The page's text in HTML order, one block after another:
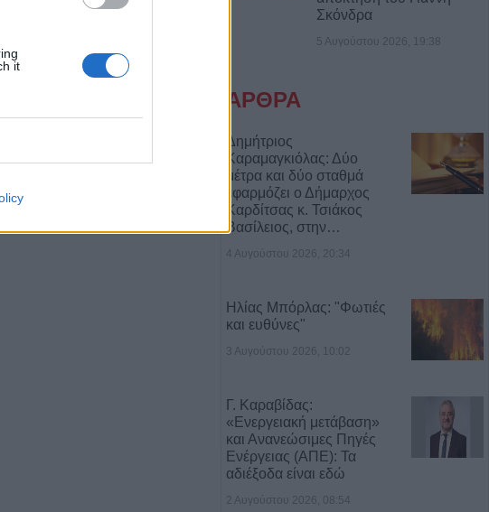
it
χώροι στο ν.
δυνατότητα επίσκεψης
2026, 21:11
Δύο νεκροί και 13
Σκόνδρα
5 Αυγούστου 2026, 19:38
ΑΡΘΡΑ
Δημήτριος
Καραμαγκιόλας: Δύο
μέτρα και δύο σταθμά
εφαρμόζει ο Δήμαρχος
Καρδίτσας κ. Τσιάκος
Βασίλειος, στην…
4 Αυγούστου 2026, 20:34
Ηλίας Μπόρλας: "Φωτιές
και ευθύνες"
3 Αυγούστου 2026, 10:02
Γ. Καραβίδας:
«Ενεργειακή μετάβαση»
και Ανανεώσιμες Πηγές
Ενέργειας (ΑΠΕ): Τα
αδιέξοδα είναι εδώ
2 Αυγούστου 2026, 08:54